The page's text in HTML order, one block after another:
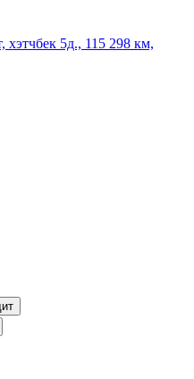
хэтчбек 5д., 115 298 км,